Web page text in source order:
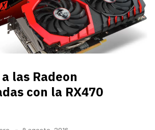
las Radeon
con la RX470